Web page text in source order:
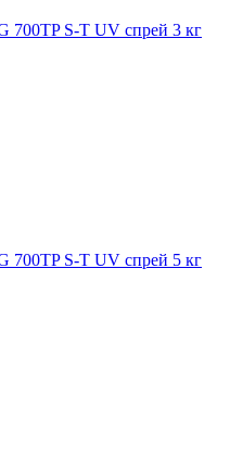
700TP S-T UV спрей 3 кг
700TP S-T UV спрей 5 кг